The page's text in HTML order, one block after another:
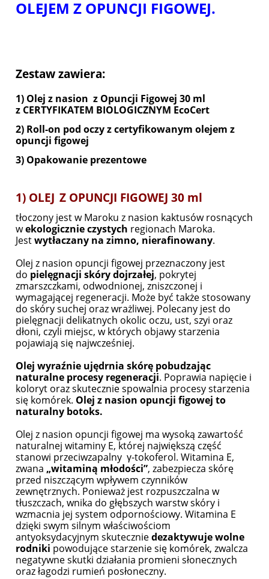
OLEJEM Z OPUNCJI FIGOWEJ.
Zestaw zawiera:
1) Olej z nasion z Opuncji Figowej 30 ml
z CERTYFIKATEM BIOLOGICZNYM EcoCert
2) Roll-on pod oczy z certyfikowanym olejem z
opuncji figowej
3) Opakowanie prezentowe
1) OLEJ Z OPUNCJI FIGOWEJ 30 ml
tłoczony jest w Maroku z nasion kaktusów rosnących
wekologicznie czystych regionach Maroka.
Jestwytłaczany na zimno, nierafinowany.
Olej z nasion opuncji figowej przeznaczony jest
do pielęgnacji skóry dojrzałej, pokrytej
zmarszczkami, odwodnionej, zniszczonej i
wymagającej regeneracji. Może być także stosowany
do skóry suchej oraz wrażliwej. Polecany jest do
pielęgnacji delikatnych okolic oczu, ust, szyi oraz
dłoni, czyli miejsc, w których objawy starzenia
pojawiają się najwcześniej.
Olej wyraźnie ujędrnia skórę pobudzając
naturalne procesy regeneracji. Poprawia napięcie i
koloryt oraz skutecznie spowalnia procesy starzenia
się komórek. Olej z nasion opuncji figowej to
naturalny botoks.
Olej z nasion opuncji figowej ma wysoką zawartość
naturalnej witaminy E, której największą część
stanowi przeciwzapalny γ-tokoferol. Witamina E,
zwana „witaminą młodości”, zabezpiecza skórę
przed niszczącym wpływem czynników
zewnętrznych. Ponieważ jest rozpuszczalna w
tłuszczach, wnika do głębszych warstw skóry i
wzmacnia jej system odpornościowy. Witamina E
dzięki swym silnym właściwościom
antyoksydacyjnym skuteczniedezaktywuje wolne
rodniki powodujące starzenie się komórek, zwalcza
negatywne skutki działania promieni słonecznych
oraz łagodzi rumień posłoneczny.